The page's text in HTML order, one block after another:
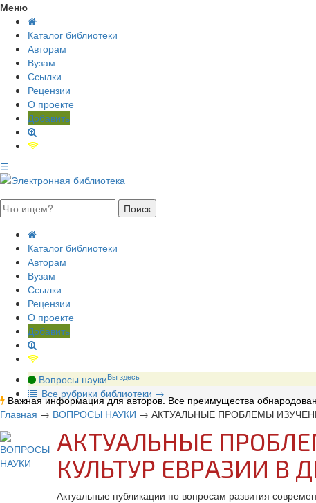
Меню
Каталог библиотеки
Авторам
Вузам
Ссылки
Рецензии
О проекте
Добавить
☰
Каталог библиотеки
Авторам
Вузам
Ссылки
Рецензии
О проекте
Добавить
Вопросы наукиВы здесь
Все рубрики библиотеки →
Важная информация для авторов. Все преимущества
Главная → ВОПРОСЫ НАУКИ → АКТУАЛЬНЫЕ ПРОБЛЕМЫ
АКТУАЛЬНЫЕ
КУЛЬТУР ЕВРАЗИИ В
Актуальные публикации по вопросам развития